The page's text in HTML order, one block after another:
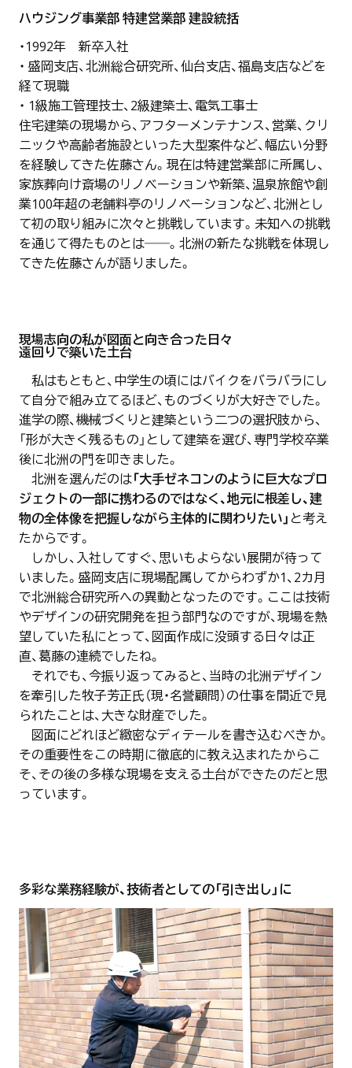
ハウジング事業部 特建営業部 建設統括
・1992年 新卒入社
・ 盛岡支店、北洲総合研究所、仙台支店、福島支店などを
経て現職
・ 1級施工管理技士、2級建築士、電気工事士
住宅建築の現場から、アフターメンテナンス、営業、クリ
ニックや高齢者施設といった大型案件など、幅広い分野
を経験してきた佐藤さん。現在は特建営業部に所属し、
家族葬向け斎場のリノベーションや新築、温泉旅館や創
業100年超の老舗料亭のリノベーションなど、北洲とし
て初の取り組みに次々と挑戦しています。未知への挑戦
を通じて得たものとは――。北洲の新たな挑戦を体現し
てきた佐藤さんが語りました。
現場志向の私が図面と向き合った日々
遠回りで築いた土台
私はもともと、中学生の頃にはバイクをバラバラにし
て自分で組み立てるほど、ものづくりが大好きでした。
進学の際、機械づくりと建築という二つの選択肢から、
「形が大きく残るもの」として建築を選び、専門学校卒業
後に北洲の門を叩きました。
北洲を選んだのは「大手ゼネコンのように巨大なプロ
ジェクトの一部に携わるのではなく、地元に根差し、建
物の全体像を把握しながら主体的に関わりたい」 と考え
たからです。
しかし、入社してすぐ、思いもよらない展開が待って
いました。盛岡支店に現場配属してからわずか1、2カ月
で北洲総合研究所への異動となったのです。ここは技術
やデザインの研究開発を担う部門なのですが、現場を熱
望していた私にとって、図面作成に没頭する日々は正
直、葛藤の連続でしたね。
それでも、今振り返ってみると、当時の北洲デザイン
を牽引した牧子芳正氏（現・名誉顧問）の仕事を間近で見
られたことは、大きな財産でした。
図面にどれほど緻密なディテールを書き込むべきか。
その重要性をこの時期に徹底的に教え込まれたからこ
そ、その後の多様な現場を支える土台ができたのだと思
っています。
多彩な業務経験が、技術者としての「引き出し」に